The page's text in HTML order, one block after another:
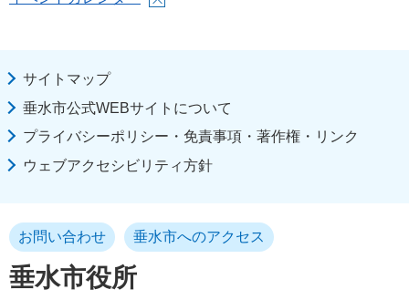
サイトマップ
垂水市公式WEBサイトについて
プライバシーポリシー・免責事項・著作権・リンク
ウェブアクセシビリティ方針
垂水市役所
お問い合わせ 垂水市へのアクセス